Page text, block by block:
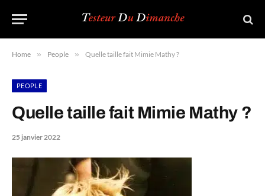
Home » People » Quelle taille fait Mimie Mathy ?
PEOPLE
Quelle taille fait Mimie Mathy ?
25 janvier 2022